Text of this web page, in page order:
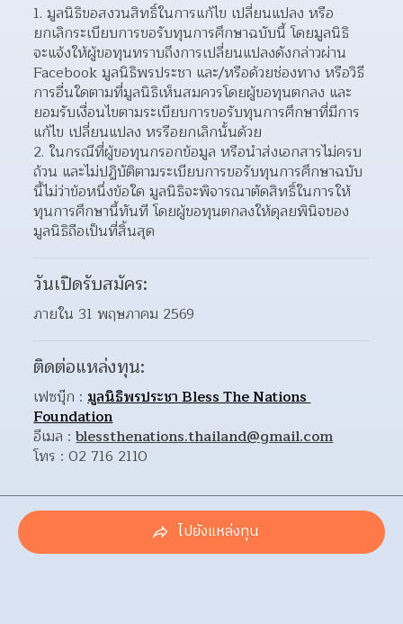
มูลนิธิขอสงวนสิทธิ์ในการแก้ไข เปลี่ยนแปลง หรือ
ยกเลิกระเบียบการขอรับทุนการศึกษาฉบับนี้ โดยมูลนิธิ
จะแจ้งให้ผู้ขอทุนทราบถึงการเปลี่ยนแปลงดังกล่าวผ่าน
Facebook มูลนิธิพรประชา และ/หรือด้วยช่องทาง หรือวิธี
การอื่นใดตามที่มูลนิธิเห็นสมควรโดยผู้ขอทุนตกลง และ
ยอมรับเงื่อนไขตามระเบียบการขอรับทุนการศึกษาที่มีการ
แก้ไข เปลี่ยนแปลง หรรือยกเลิกนั้นด้วย
ในกรณีที่ผู้ขอทุนกรอกข้อมูล หรือนำส่งเอกสารไม่ครบ
ถ้วน และไม่ปฏิบัติตามระเบียบการขอรับทุนการศึกษาฉบับ
นี้ไม่ว่าข้อหนึ่งข้อใด มูลนิธิจะพิจารณาตัดสิทธิ์ในการให้
ทุนการศึกษานี้ทันที โดยผู้ขอทุนตกลงให้ดุลยพินิจของ
มูลนิธิถือเป็นที่สิ้นสุด
วันเปิดรับสมัคร:
ภายใน 31 พฤษภาคม 2569
ติดต่อแหล่งทุน:
เฟซบุ๊ก : มูลนิธิพรประชา Bless The Nations
Foundation
อีเมล : blessthenations.thailand@gmail.com
โทร : 02 716 2110
ไปยังแหล่งทุน